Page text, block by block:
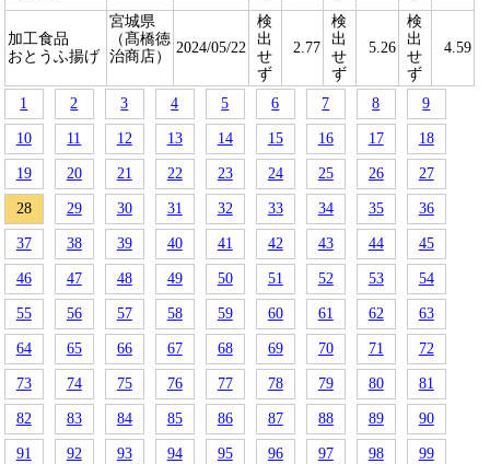
加工食品
おとうふ揚げ
宮城県
（髙橋徳
治商店）
2024/05/22
検
出
せ
ず
2.77
検
出
せ
ず
5.26
検
出
せ
ず
4.59
1 2 3 4 5 6 7 8 9
10 11 12 13 14 15 16 17 18
19 20 21 22 23 24 25 26 27
28 29 30 31 32 33 34 35 36
37 38 39 40 41 42 43 44 45
46 47 48 49 50 51 52 53 54
55 56 57 58 59 60 61 62 63
64 65 66 67 68 69 70 71 72
73 74 75 76 77 78 79 80 81
82 83 84 85 86 87 88 89 90
91 92 93 94 95 96 97 98 99